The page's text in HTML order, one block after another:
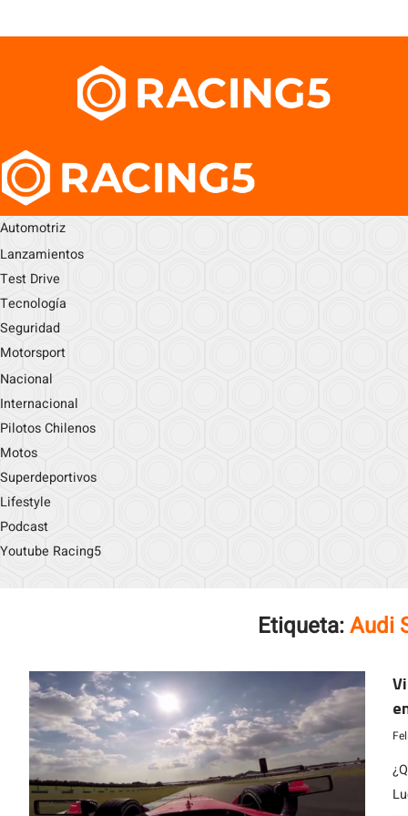
Automotriz
Lanzamientos
Test Drive
Tecnología
Seguridad
Motorsport
Nacional
Internacional
Pilotos Chilenos
Motos
Superdeportivos
Lifestyle
Podcast
Youtube Racing5
Etiqueta:Audi